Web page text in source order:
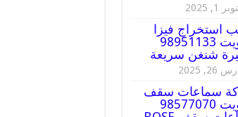
1, 2025
استخراج فيزا
الكويت 98951133
شنغن سريعة
26, 2025
سماعات سقف
الكويت 98577070